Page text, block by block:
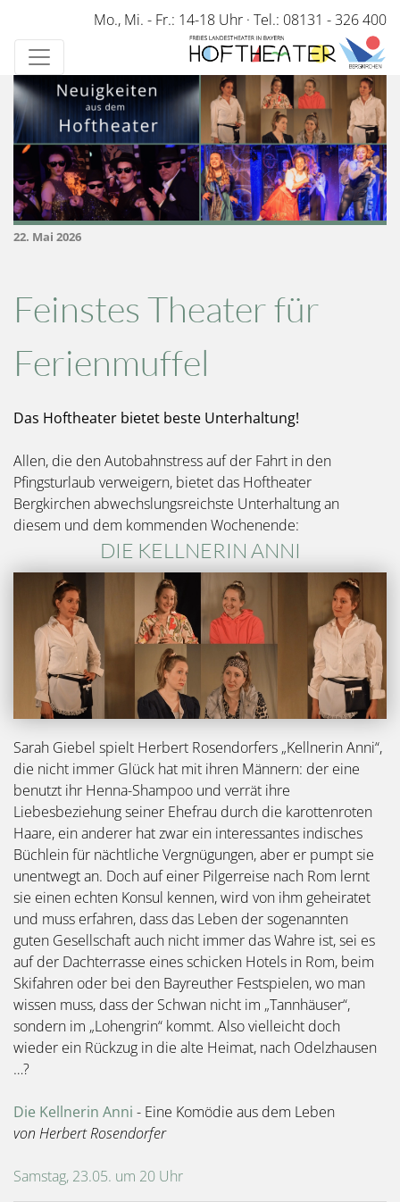
Direkt
zum
Inhalt
Mo., Mi. - Fr.: 14-18 Uhr · Tel.: 08131 - 326 400
22. Mai 2026
Feinstes Theater für
Ferienmuffel
Das Hoftheater bietet beste Unterhaltung!
Allen, die den Autobahnstress auf der Fahrt in den
Pfingsturlaub verweigern, bietet das Hoftheater
Bergkirchen abwechslungsreichste Unterhaltung an
diesem und dem kommenden Wochenende:
DIE KELLNERIN ANNI
Sarah Giebel spielt Herbert Rosendorfers „Kellnerin Anni“,
die nicht immer Glück hat mit ihren Männern: der eine
benutzt ihr Henna-Shampoo und verrät ihre
Liebesbeziehung seiner Ehefrau durch die karottenroten
Haare, ein anderer hat zwar ein interessantes indisches
Büchlein für nächtliche Vergnügungen, aber er pumpt sie
unentwegt an. Doch auf einer Pilgerreise nach Rom lernt
sie einen echten Konsul kennen, wird von ihm geheiratet
und muss erfahren, dass das Leben der sogenannten
guten Gesellschaft auch nicht immer das Wahre ist, sei es
auf der Dachterrasse eines schicken Hotels in Rom, beim
Skifahren oder bei den Bayreuther Festspielen, wo man
wissen muss, dass der Schwan nicht im „Tannhäuser“,
sondern im „Lohengrin“ kommt. Also vielleicht doch
wieder ein Rückzug in die alte Heimat, nach Odelzhausen
…?
Die Kellnerin Anni - Eine Komödie aus dem Leben
von Herbert Rosendorfer
Samstag, 23.05. um 20 Uhr